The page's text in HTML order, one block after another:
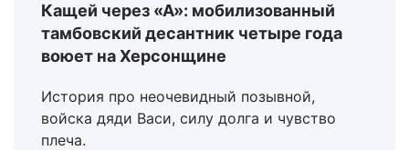
Кащей через «А»: мобилизованный
тамбовский десантник четыре года
воюет на Херсонщине
История про неочевидный позывной,
войска дяди Васи, силу долга и чувство
плеча.